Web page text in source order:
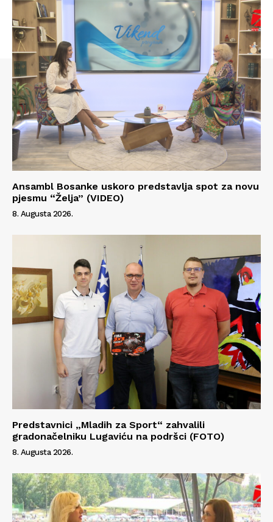
Info
Impressum
Ansambl Bosanke uskoro predstavlja spot za novu
pjesmu “Želja” (VIDEO)
8. Augusta 2026.
Predstavnici „Mladih za Sport“ zahvalili
gradonačelniku Lugaviću na podršci (FOTO)
8. Augusta 2026.